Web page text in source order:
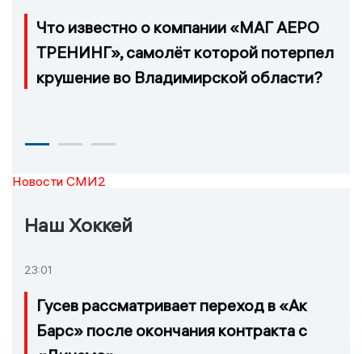
Что известно о компании «МАГ АЕРО
ТРЕНИНГ», самолёт которой потерпел
крушение во Владимирской области?
Новости СМИ2
Наш Хоккей
23:01
Гусев рассматривает переход в «Ак
Барс» после окончания контракта с